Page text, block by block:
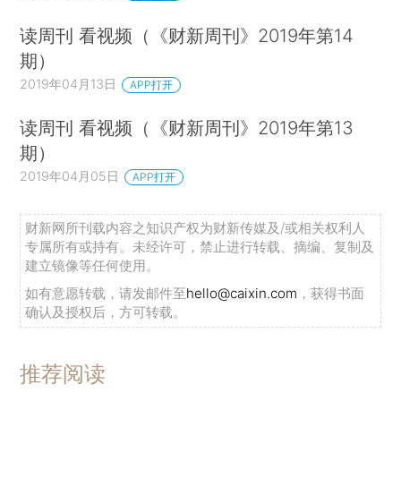
读周刊 看视频（《财新周刊》2019年第14
期）
2019年04月13日 APP打开
读周刊 看视频（《财新周刊》2019年第13
期）
2019年04月05日 APP打开
财新网所刊载内容之知识产权为财新传媒及/或相关权利人
专属所有或持有。未经许可，禁止进行转载、摘编、复制及
建立镜像等任何使用。
如有意愿转载，请发邮件至hello@caixin.com ，获得书面
确认及授权后，方可转载。
推荐阅读